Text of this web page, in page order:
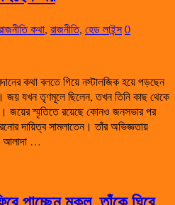
কথা, রাজনীতি, হেড লাইন্স0
কথা বলতে গিয়ে নস্টালজিক হয়ে পড়ছেন
জয় যখন তৃণমূলে ছিলেন, তখন তিনি কাছ থেকে
জয়ের স্মৃতিতে রয়েছে কোনও জনসভার পর
দায়িত্ব সামলাতেন। তাঁর অভিজ্ঞতায়
আলাদা …